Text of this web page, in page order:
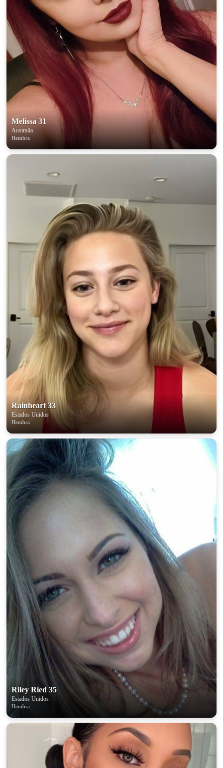
Melissa 31
Australia
Hembra
Rainheart 33
Estados Unidos
Hembra
Riley Ried 35
Estados Unidos
Hembra